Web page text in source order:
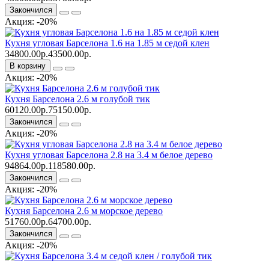
Закончился
Акция: -20%
Кухня угловая Барселона 1.6 на 1.85 м седой клен
34800.00р.43500.00р.
В корзину
Акция: -20%
Кухня Барселона 2.6 м голубой тик
60120.00р.75150.00р.
Закончился
Акция: -20%
Кухня угловая Барселона 2.8 на 3.4 м белое дерево
94864.00р.118580.00р.
Закончился
Акция: -20%
Кухня Барселона 2.6 м морское дерево
51760.00р.64700.00р.
Закончился
Акция: -20%